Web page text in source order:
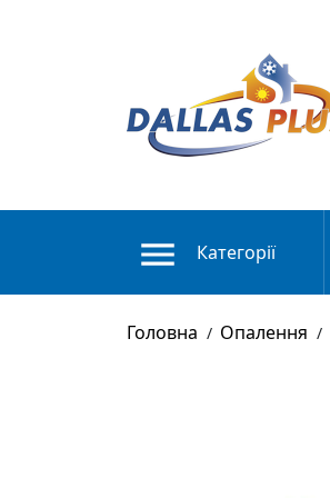
Категорії
Головна / Опалення /